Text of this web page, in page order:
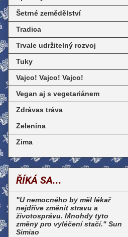
Šetrné zemědělství
Tradica
Trvale udržitelný rozvoj
Tuky
Vajco! Vajco! Vajco!
Vegan aj s vegetariánem
Zdrávas tráva
Zelenina
Zima
ŘÍKÁ SA...
"U nemocného by měl lékař
nejdříve změnit stravu a
životosprávu. Mnohdy tyto
změny pro vyléčení stačí." Sun
Simiao